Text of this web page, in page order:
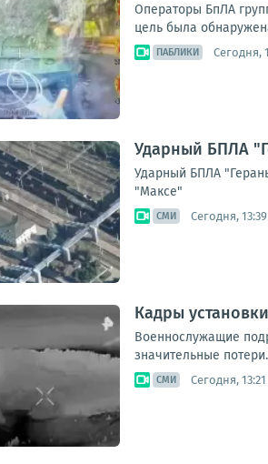
Операторы БпЛА
цель была
ПАБЛИКИ Сегодня,
Ударный БПЛА
Ударный БПЛА
"Максе"
СМИ Сегодня, 13:39
Кадры
Военнослужащие
значительные
СМИ Сегодня, 13:21